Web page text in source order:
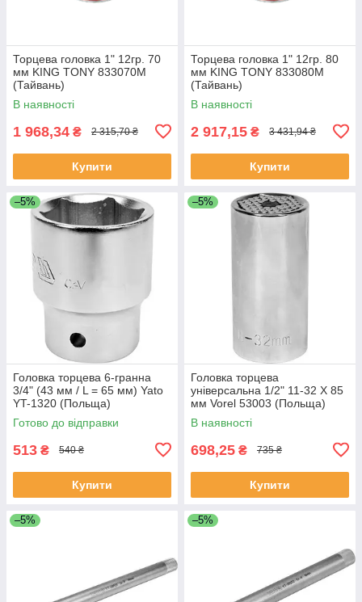
Торцева головка 1" 12гр. 70
мм KING TONY 833070M
(Тайвань)
В наявності
1 968,34 ₴ 2 315,70 ₴
Купити
Торцева головка 1" 12гр. 80
мм KING TONY 833080M
(Тайвань)
В наявності
2 917,15 ₴ 3 431,94 ₴
Купити
–5%
Головка торцева 6-гранна
3/4" (43 мм / L = 65 мм) Yato
YT-1320 (Польща)
Готово до відправки
513 ₴ 540 ₴
Купити
–5%
Головка торцева
універсальна 1/2" 11-32 Х 85
мм Vorel 53003 (Польща)
В наявності
698,25 ₴ 735 ₴
Купити
–5% –5%